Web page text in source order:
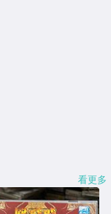
看更多